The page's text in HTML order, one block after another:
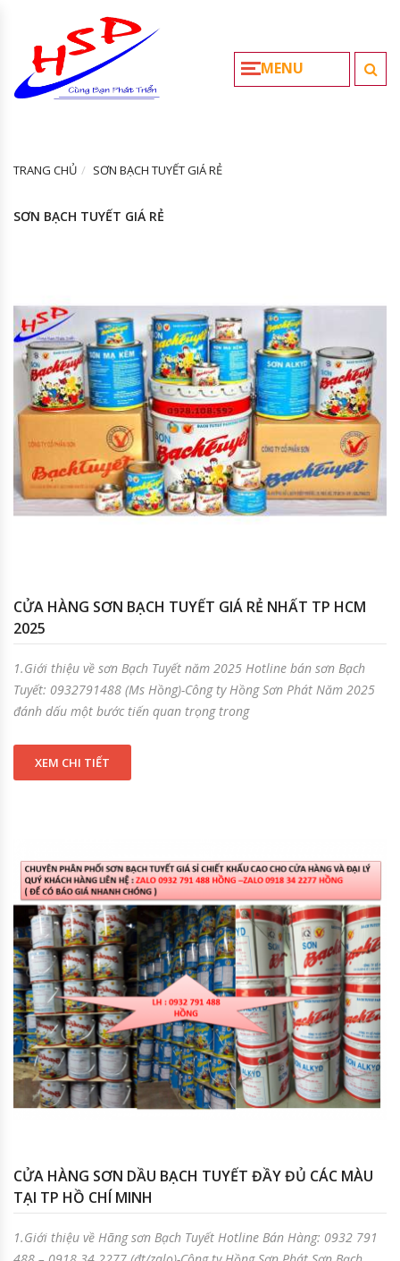
MENU
TRANG CHỦ SƠN BẠCH TUYẾT GIÁ RẺ
SƠN BẠCH TUYẾT GIÁ RẺ
CỬA HÀNG SƠN BẠCH TUYẾT GIÁ RẺ NHẤT TP HCM
2025
1.Giới thiệu về sơn Bạch Tuyết năm 2025 Hotline bán sơn Bạch
Tuyết: 0932791488 (Ms Hồng)-Công ty Hồng Sơn Phát Năm 2025
đánh dấu một bước tiến quan trọng trong
XEM CHI TIẾT
CỬA HÀNG SƠN DẦU BẠCH TUYẾT ĐẦY ĐỦ CÁC MÀU
TẠI TP HỒ CHÍ MINH
1.Giới thiệu về Hãng sơn Bạch Tuyết Hotline Bán Hàng: 0932 791